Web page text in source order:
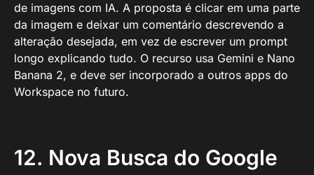
de imagens com IA. A proposta é clicar em uma parte
da imagem e deixar um comentário descrevendo a
alteração desejada, em vez de escrever um prompt
longo explicando tudo. O recurso usa Gemini e Nano
Banana 2, e deve ser incorporado a outros apps do
Workspace no futuro.
12. Nova Busca do Google